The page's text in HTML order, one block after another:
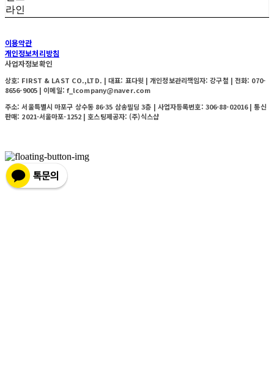
라인
이용약관
개인정보처리방침
사업자정보확인
상호: FIRST & LAST CO.,LTD. | 대표: 표다윗 | 개인정보관리책임자: 강구철 | 전화: 070-
8656-9005 | 이메일: f_lcompany@naver.com
주소: 서울특별시 마포구 상수동 86-35 삼송빌딩 3층 | 사업자등록번호: 306-88-02016| 통신
판매: 2021-서울마포-1252 | 호스팅제공자: (주)식스샵